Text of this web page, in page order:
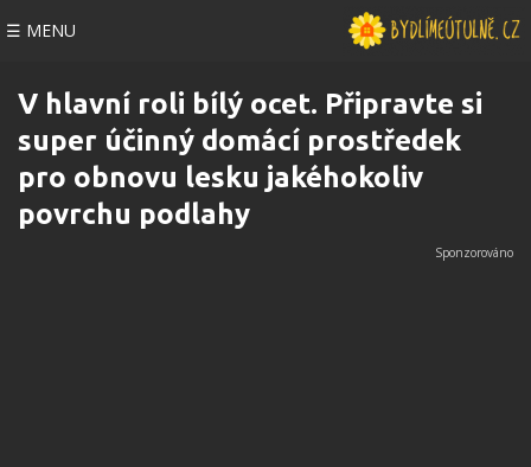
☰ MENU
V hlavní roli bílý ocet. Připravte si
super účinný domácí prostředek
pro obnovu lesku jakéhokoliv
povrchu podlahy